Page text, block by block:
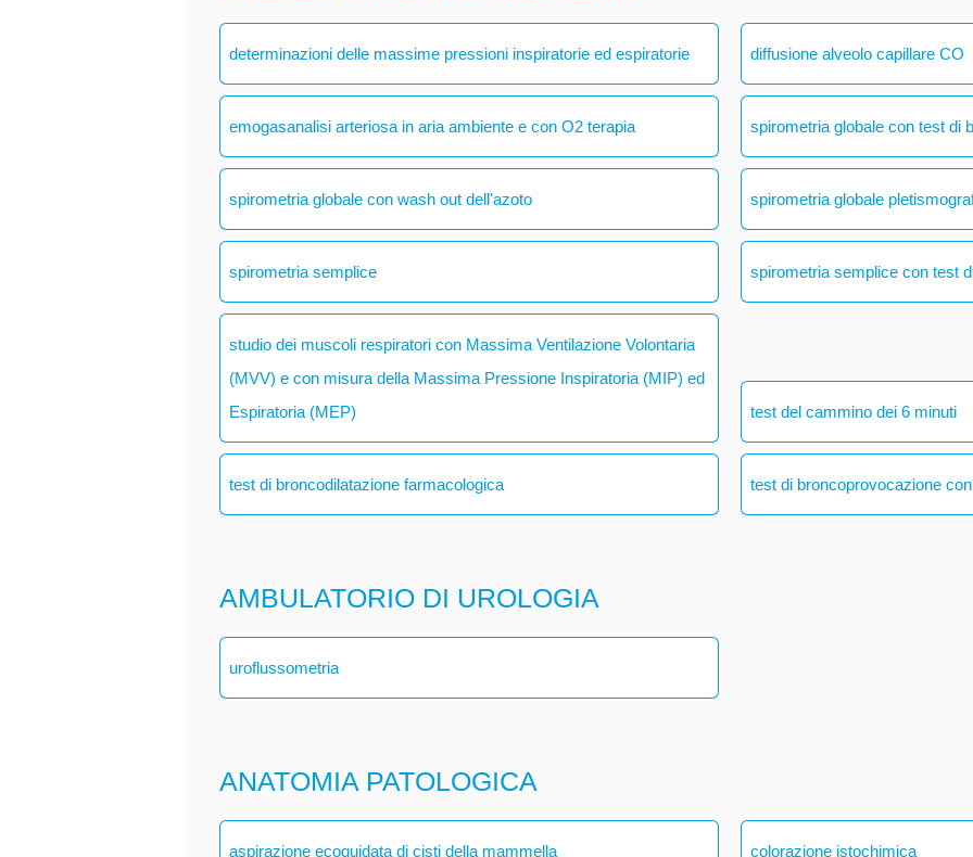
determinazioni delle massime pressioni inspiratorie ed espiratorie diffusione alveolo capillare CO
emogasanalisi arteriosa in aria ambiente e con O2 terapia spirometria globale con test di
spirometria globale con wash out dell'azoto spirometria globale
spirometria semplice spirometria semplice con test
studio dei muscoli respiratori con Massima Ventilazione Volontaria
(MVV) e con misura della Massima Pressione Inspiratoria (MIP) ed
Espiratoria (MEP)
test del cammino dei 6 minuti
test di broncodilatazione farmacologica test di broncoprovocazione
AMBULATORIO DI UROLOGIA
uroflussometria
ANATOMIA PATOLOGICA
aspirazione ecoguidata di cisti della mammella colorazione istochimica